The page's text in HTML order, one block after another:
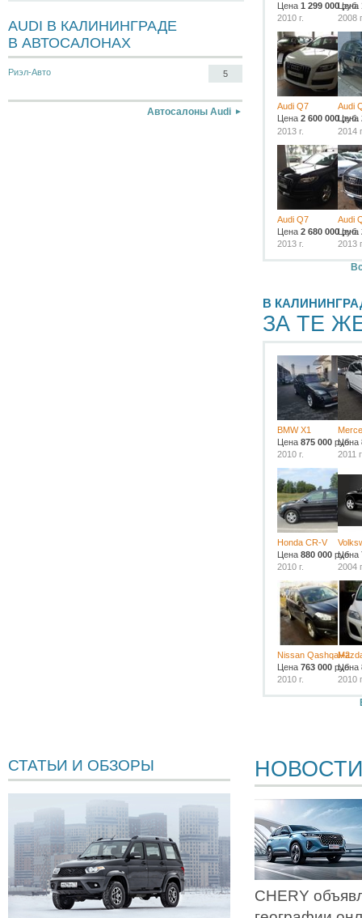
AUDI В КАЛИНИНГРАДЕ
В АВТОСАЛОНАХ
Риэл-Авто 5
Автосалоны Audi
Цена 1 299 000 руб.
2010 г.
Цена
2008
Audi Q7
Цена 2 600 000руб.
2013 г.
Audi
Цена
2014
Audi Q7
Цена 2 680 000 руб.
2013 г.
Audi
Цена
2013
В
ЗА ТЕ
BMW X1
Цена 875 000 руб.
2010 г.
Цена
2011
Honda CR-V
Цена 880 000 руб.
2010 г.
Цена
2004
Nissan Qashqai+2
Цена 763 000 руб.
2010 г.
Цена
2010
СТАТЬИ И ОБЗОРЫ НОВОСТИ
CHERY